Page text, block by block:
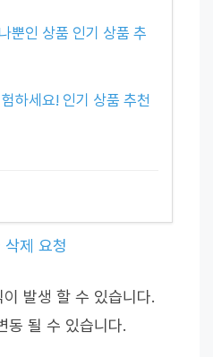
뿐인 상품 인기 상품 추
하세요! 인기 상품 추천
삭제 요청
발생 할 수 있습니다.
동 될 수 있습니다.